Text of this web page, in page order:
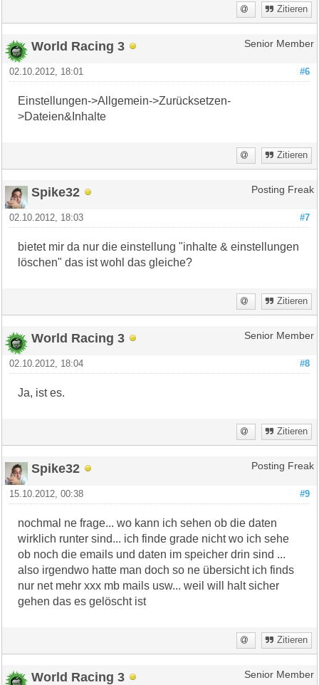
Zitieren
World Racing 3 Senior Member
#6
02.10.2012, 18:01
Einstellungen->Allgemein->Zurücksetzen-
>Dateien&Inhalte
Zitieren
Spike32 Posting Freak
#7
02.10.2012, 18:03
bietet mir da nur die einstellung "inhalte & einstellungen
löschen" das ist wohl das gleiche?
Zitieren
World Racing 3 Senior Member
#8
02.10.2012, 18:04
Ja, ist es.
Zitieren
Spike32 Posting Freak
#9
15.10.2012, 00:38
nochmal ne frage... wo kann ich sehen ob die daten
wirklich runter sind... ich finde grade nicht wo ich sehe
ob noch die emails und daten im speicher drin sind ...
also irgendwo hatte man doch so ne übersicht ich finds
nur net mehr xxx mb mails usw... weil will halt sicher
gehen das es gelöscht ist
Zitieren
World Racing 3 Senior Member